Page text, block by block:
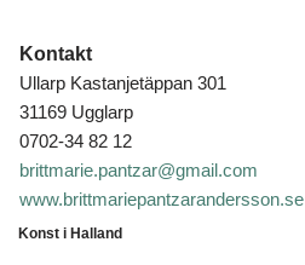
Kontakt
Ullarp Kastanjetäppan 301
31169 Ugglarp
0702-34 82 12
brittmarie.pantzar@gmail.com
www.brittmariepantzarandersson.se
Konst i Halland